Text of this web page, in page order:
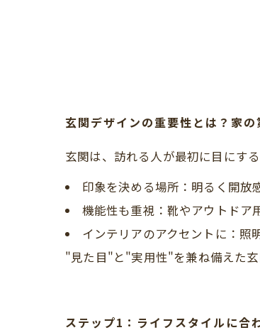
玄関デザインの重要性とは？家
玄関は、訪れる人が最初に目にす
印象を決める場所：明るく開
機能性も重視：靴やアウトドア
インテリアのアクセントに：照
"見た目"と"実用性"を兼ね備えた
ステップ1：ライフスタイルに合